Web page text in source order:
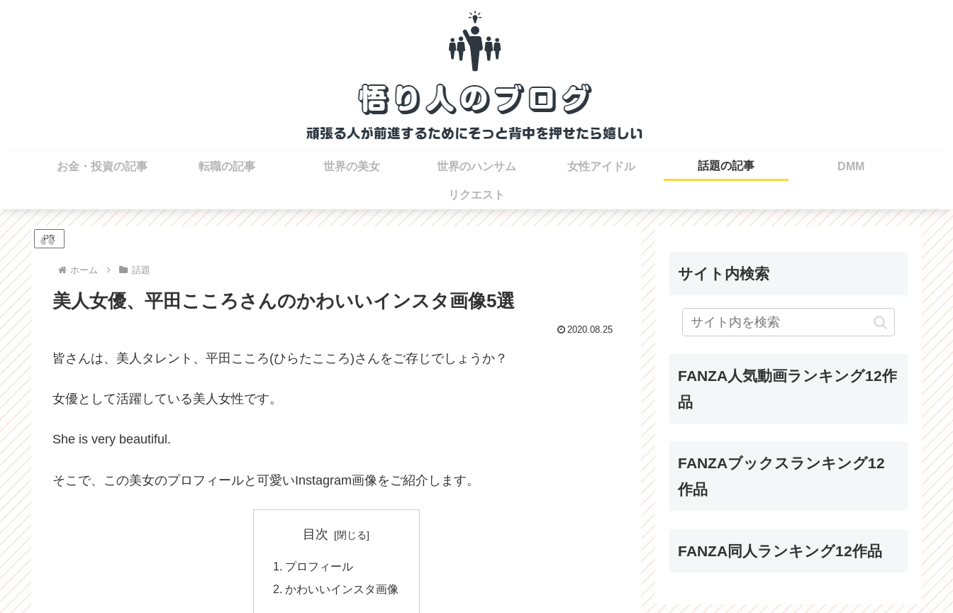
お金・投資の記事 転職の記事 世界の美女 世界のハンサム 女性アイドル 話題の記事 DMM
リクエスト
PR
ホーム 話題
美人女優、平田こころさんのかわいいインスタ画像5選
2020.08.25
皆さんは、美人タレント、平田こころ(ひらたこころ)さんをご存じでしょうか？
女優として活躍している美人女性です。
She is very beautiful.
そこで、この美女のプロフィールと可愛いInstagram画像をご紹介します。
目次
プロフィール
かわいいインスタ画像
サイト内検索
FANZA人気動画ランキング12作
品
FANZAブックスランキング12
作品
FANZA同人ランキング12作品